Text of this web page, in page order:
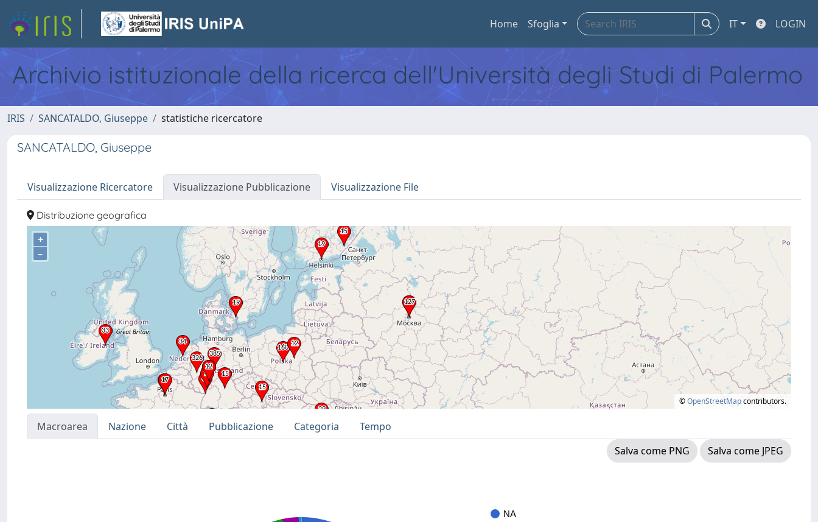
Home Sfoglia IT LOGIN
Archivio istituzionale della ricerca dell'Università degli Studi di Palermo
IRIS SANCATALDO, Giuseppe statistiche ricercatore
SANCATALDO, Giuseppe
Visualizzazione Ricercatore Visualizzazione Pubblicazione Visualizzazione File
Distribuzione geografica
+
–
©OpenStreetMapcontributors.
Macroarea Nazione Città Pubblicazione Categoria
Tempo
Salva come PNG
Salva come JPEG
NA